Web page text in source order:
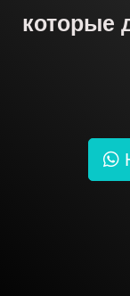
которые